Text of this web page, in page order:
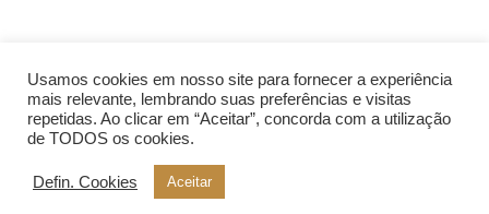
Usamos cookies em nosso site para fornecer a experiência
mais relevante, lembrando suas preferências e visitas
repetidas. Ao clicar em “Aceitar”, concorda com a utilização
de TODOS os cookies.
Defin. Cookies Aceitar